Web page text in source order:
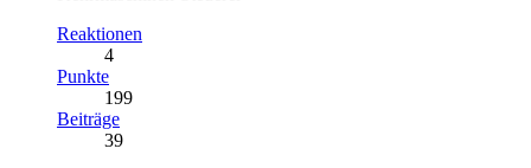
Reaktionen
4
Punkte
199
Beiträge
39